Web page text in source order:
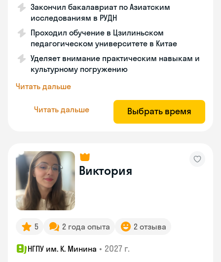
Закончил бакалавриат по Азиатским
исследованиям в РУДН
Проходил обучение в Цзилиньском
педагогическом университете в Китае
Уделяет внимание практическим навыкам и
культурному погружению
Читать дальше
Читать дальше Выбрать время
Виктория
5 2 года опыта 2 отзыва
НГПУ им. К. Минина • 2027 г.